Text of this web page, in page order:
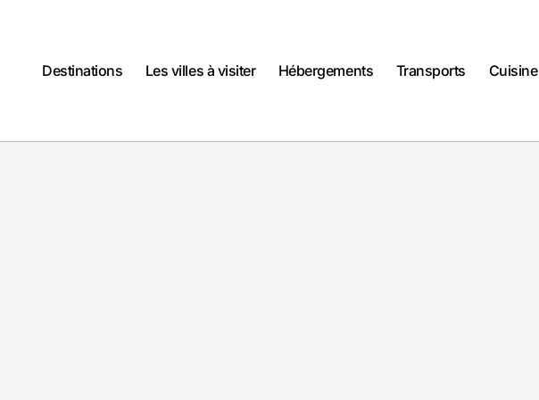
Destinations
Les villes à visiter Hébergements Transports Cuisine